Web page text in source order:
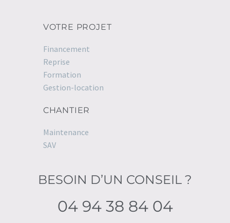
VOTRE PROJET
Financement
Reprise
Formation
Gestion-location
CHANTIER
Maintenance
SAV
BESOIN D’UN CONSEIL ?
04 94 38 84 04